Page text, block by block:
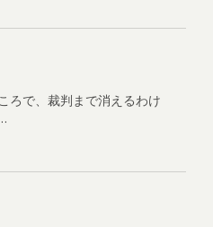
ろで、裁判まで消えるわけ